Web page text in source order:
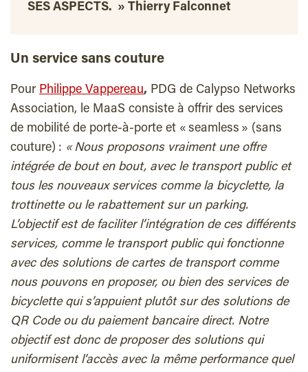
SES ASPECTS. » Thierry Falconnet
Un service sans couture
Pour Philippe Vappereau, PDG de Calypso Networks
Association, le MaaS consiste à offrir des services
de mobilité de porte-à-porte et « seamless » (sans
couture) : « Nous proposons vraiment une offre
intégrée de bout en bout, avec le transport public et
tous les nouveaux services comme la bicyclette, la
trottinette ou le rabattement sur un parking.
L’objectif est de faciliter l’intégration de ces différents
services, comme le transport public qui fonctionne
avec des solutions de cartes de transport comme
nous pouvons en proposer, ou bien des services de
bicyclette qui s’appuient plutôt sur des solutions de
QR Code ou du paiement bancaire direct. Notre
objectif est donc de proposer des solutions qui
uniformisent l’accès avec la même performance quel